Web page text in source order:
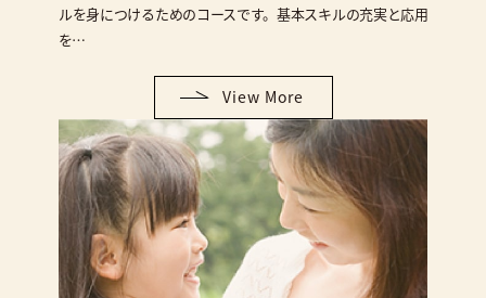
ルを身につけるためのコースです。基本スキルの充実と応用
を…
View More